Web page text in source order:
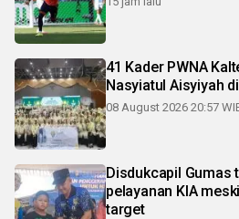
41 Kader PWNA
Nasyiatul Aisyiyah
08 August 2026 20:57
Disdukcapil Gumas
pelayanan KIA
target